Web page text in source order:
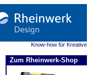
Know-how für Kreative
Zum Rheinwerk-Shop